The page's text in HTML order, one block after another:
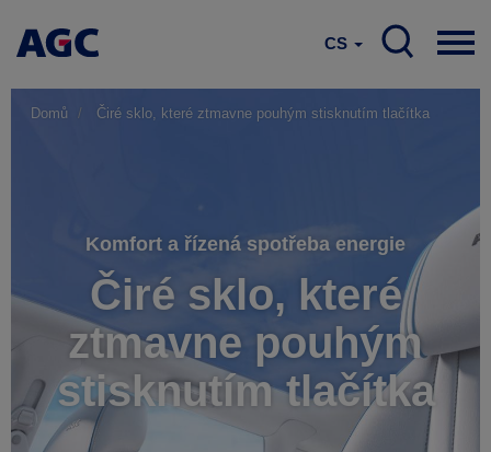
CS
Domů Čiré sklo, které ztmavne pouhým stisknutím tlačítka
Komfort a řízená spotřeba energie
Čiré sklo, které
ztmavne pouhým
stisknutím tlačítka